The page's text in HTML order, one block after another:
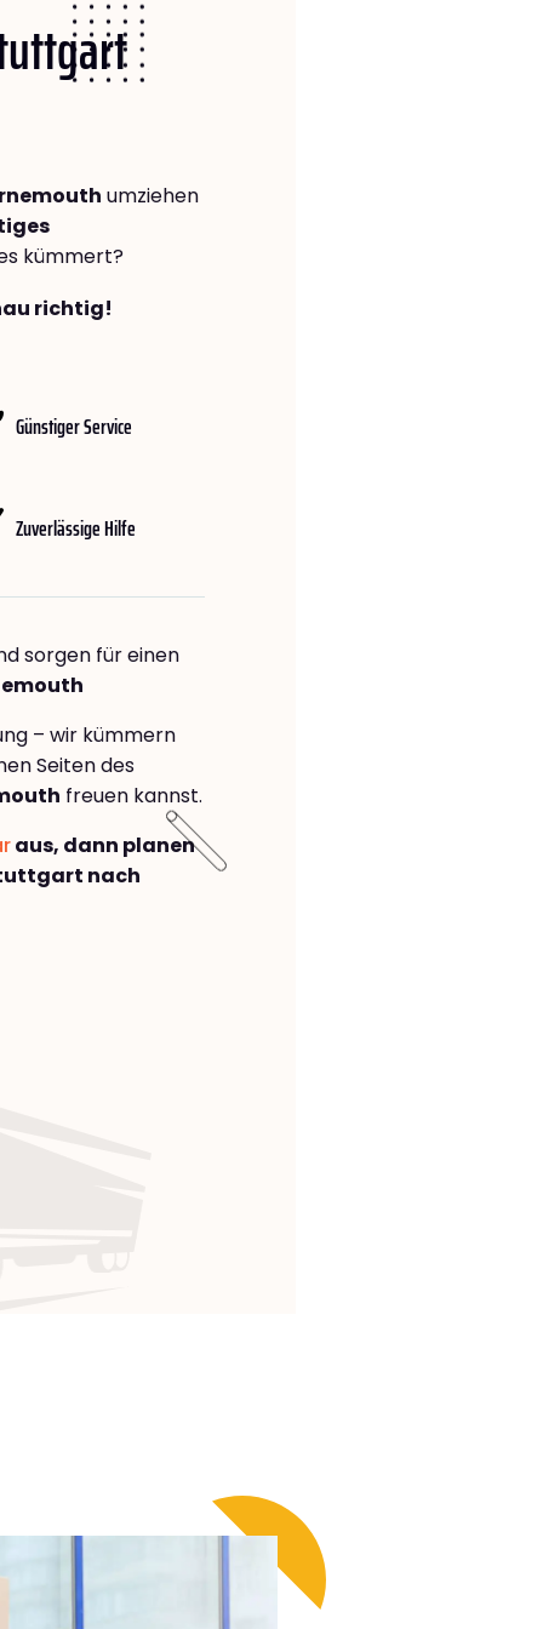
umziehen
kümmert?
richtig!
Günstiger Service
Zuverlässige Hilfe
sorgen für einen
– wir kümmern
Seiten des
freuen kannst.
aus, dann planen
nach